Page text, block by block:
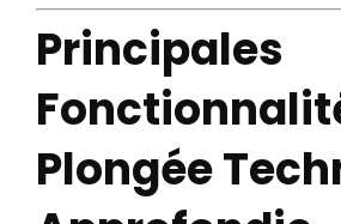
Principales
Plongée